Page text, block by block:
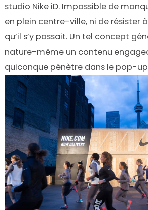
studio Nike iD. Impossible de
en plein centre-ville, ni de résister
qu’il s’y passait. Un tel concept
nature-même un contenu
quiconque pénètre dans le pop-